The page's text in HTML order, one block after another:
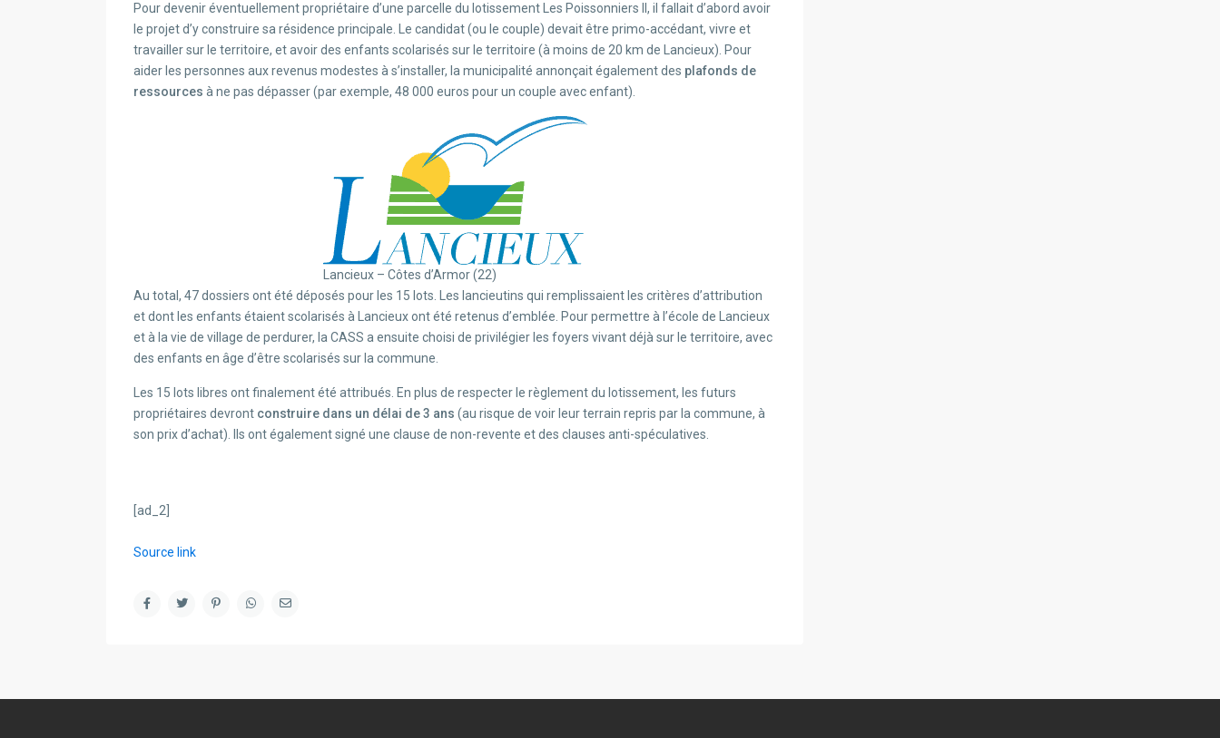
Pour devenir éventuellement propriétaire d’une parcelle du lotissement Les Poissonniers II, il fallait d’abord avoir
le projet d’y construire sa résidence principale. Le candidat (ou le couple) devait être primo-accédant, vivre et
travailler sur le territoire, et avoir des enfants scolarisés sur le territoire (à moins de 20 km de Lancieux). Pour
aider les personnes aux revenus modestes à s’installer, la municipalité annonçait également des plafonds de
ressources à ne pas dépasser (par exemple, 48 000 euros pour un couple avec enfant).
Lancieux – Côtes d’Armor (22)
Au total, 47 dossiers ont été déposés pour les 15 lots. Les lancieutins qui remplissaient les critères d’attribution
et dont les enfants étaient scolarisés à Lancieux ont été retenus d’emblée. Pour permettre à l’école de Lancieux
et à la vie de village de perdurer, la CASS a ensuite choisi de privilégier les foyers vivant déjà sur le territoire, avec
des enfants en âge d’être scolarisés sur la commune.
Les 15 lots libres ont finalement été attribués. En plus de respecter le règlement du lotissement, les futurs
propriétaires devront construire dans un délai de 3 ans (au risque de voir leur terrain repris par la commune, à
son prix d’achat). Ils ont également signé une clause de non-revente et des clauses anti-spéculatives.
[ad_2]
Source link